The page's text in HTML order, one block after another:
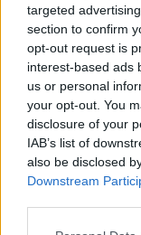
targeted
section to confirm
opt-out request is
interest-based ads
us or personal
your opt-out. You
disclosure of your
IAB’s list of
also be disclosed
Downstream
Please note that